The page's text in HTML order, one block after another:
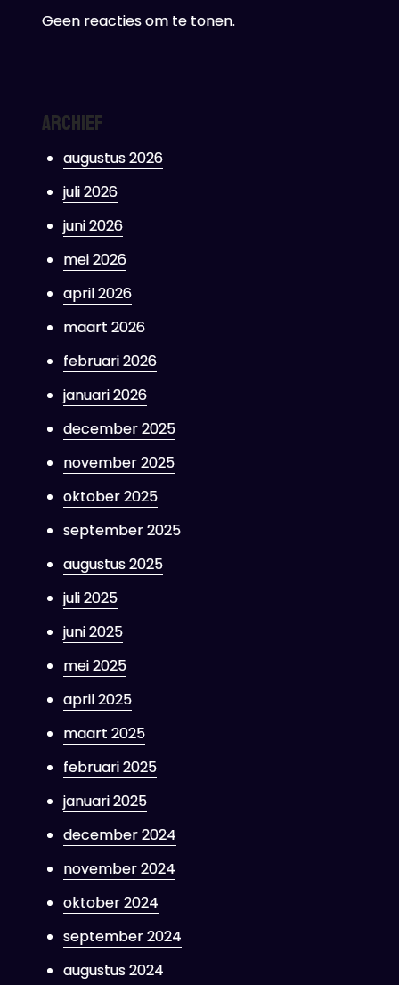
Geen reacties om te tonen.
Archief
augustus 2026
juli 2026
juni 2026
mei 2026
april 2026
maart 2026
februari 2026
januari 2026
december 2025
november 2025
oktober 2025
september 2025
augustus 2025
juli 2025
juni 2025
mei 2025
april 2025
maart 2025
februari 2025
januari 2025
december 2024
november 2024
oktober 2024
september 2024
augustus 2024